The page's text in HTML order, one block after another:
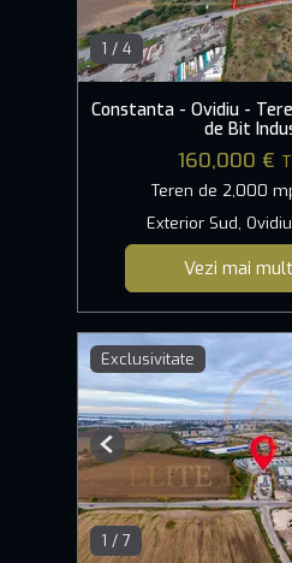
1 / 4
Constanta - Ovidiu -
de Bit
160,000 €
Teren de 2,000
Exterior Sud, Ovidiu
Vezi mai
Exclusivitate
1 / 7
Previous